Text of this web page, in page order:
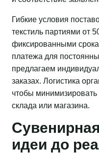
Гибкие условия
текстиль партиями от
фиксированными
платежа для
предлагаем
заказах. Логистика
чтобы
склада или магазина.
идеи до